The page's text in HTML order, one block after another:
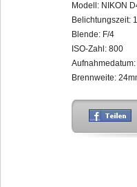
Modell: NIKON
Belichtungszeit:
Blende: F/4
ISO-Zahl: 800
Aufnahmedatum:
Brennweite: